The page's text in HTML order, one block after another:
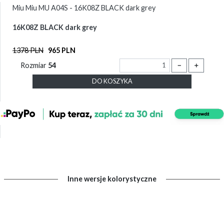
Miu Miu MU A04S - 16K08Z BLACK dark grey
16K08Z BLACK dark grey
1378 PLN 965 PLN
Rozmiar 54 － ＋
DO KOSZYKA
Inne wersje kolorystyczne